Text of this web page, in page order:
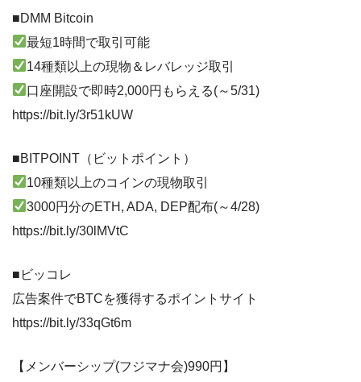
■DMM Bitcoin
最短1時間で取引可能
14種類以上の現物＆レバレッジ取引
口座開設で即時2,000円もらえる(～5/31)
https://bit.ly/3r51kUW
■BITPOINT（ビットポイント）
10種類以上のコインの現物取引
3000円分のETH, ADA, DEP配布(～4/28)
https://bit.ly/30lMVtC
■ビッコレ
広告案件でBTCを獲得するポイントサイト
https://bit.ly/33qGt6m
【メンバーシップ(フジマナ会)990円】